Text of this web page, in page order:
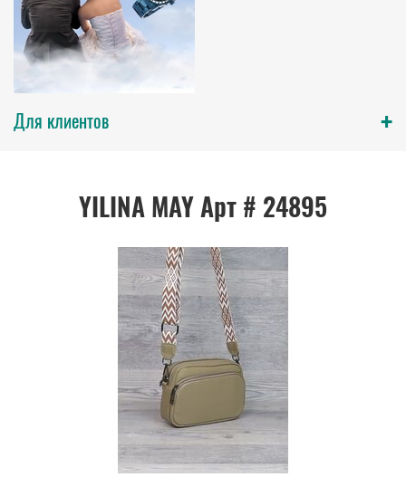
Для клиентов +
YILINA MAY Арт # 24895